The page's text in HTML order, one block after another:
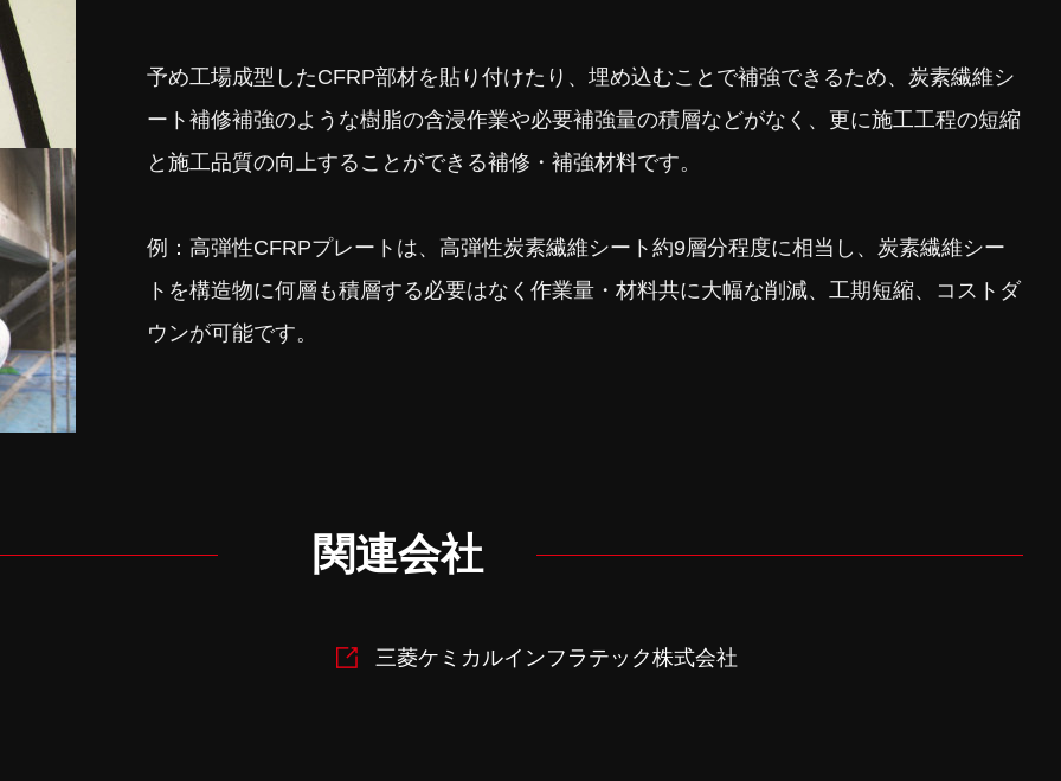
予め工場成型したCFRP部材を貼り付けたり、埋め込むことで補強できるため、炭素繊維シ
ート補修補強のような樹脂の含浸作業や必要補強量の積層などがなく、更に施工工程の短縮
と施工品質の向上することができる補修・補強材料です。
例：高弾性CFRPプレートは、高弾性炭素繊維シート約9層分程度に相当し、炭素繊維シー
トを構造物に何層も積層する必要はなく作業量・材料共に大幅な削減、工期短縮、コストダ
ウンが可能です。
関連会社
三菱ケミカルインフラテック株式会社